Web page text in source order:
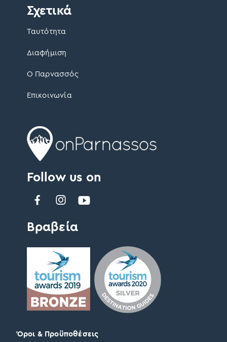
Follow us on
Βραβεία
Σχετικά
Ταυτότητα
Διαφήμιση
Ο Παρνασσός
Επικοινωνία
Όροι & Προϋποθέσεις